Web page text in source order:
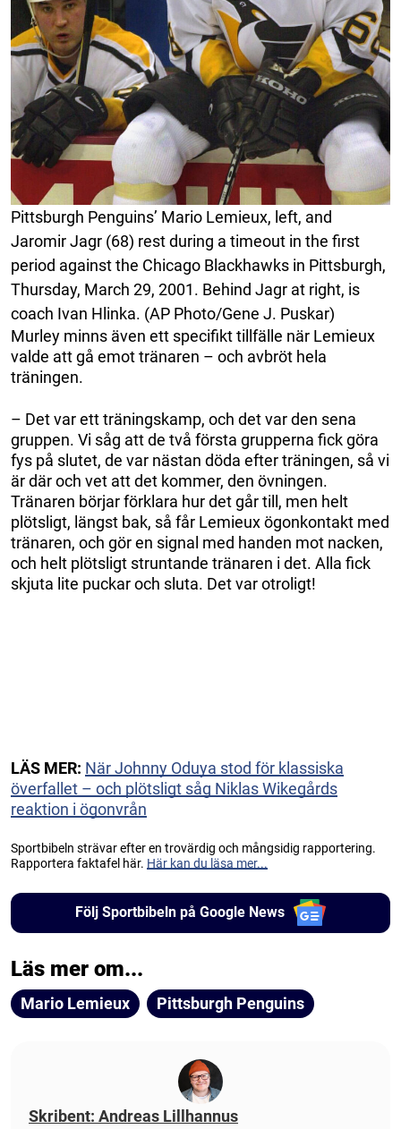
Pittsburgh Penguins’ Mario Lemieux, left, and
Jaromir Jagr (68) rest during a timeout in the first
period against the Chicago Blackhawks in Pittsburgh,
Thursday, March 29, 2001. Behind Jagr at right, is
coach Ivan Hlinka. (AP Photo/Gene J. Puskar)
Murley minns även ett specifikt tillfälle när Lemieux
valde att gå emot tränaren – och avbröt hela
träningen.
– Det var ett träningskamp, och det var den sena
gruppen. Vi såg att de två första grupperna fick göra
fys på slutet, de var nästan döda efter träningen, så vi
är där och vet att det kommer, den övningen.
Tränaren börjar förklara hur det går till, men helt
plötsligt, längst bak, så får Lemieux ögonkontakt med
tränaren, och gör en signal med handen mot nacken,
och helt plötsligt struntande tränaren i det. Alla fick
skjuta lite puckar och sluta. Det var otroligt!
LÄS MER: När Johnny Oduya stod för klassiska
överfallet – och plötsligt såg Niklas Wikegårds
reaktion i ögonvrån
Sportbibeln strävar efter en trovärdig och mångsidig rapportering.
Rapportera faktafel här. Här kan du läsa mer...
Följ Sportbibeln på Google News
Läs mer om...
Mario Lemieux Pittsburgh Penguins
Skribent: Andreas Lillhannus